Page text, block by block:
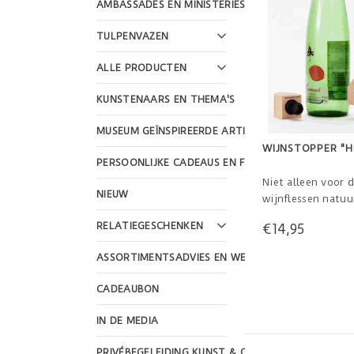
AMBASSADES EN MINISTERIES
TULPENVAZEN
ALLE PRODUCTEN
KUNSTENAARS EN THEMA'S
MUSEUM GEÏNSPIREERDE ARTIKELEN
PERSOONLIJKE CADEAUS EN FEESTDAGEN
NIEUW
RELATIEGESCHENKEN
ASSORTIMENTSADVIES EN WEBSHOP DESIGN
CADEAUBON
IN DE MEDIA
WIJNSTOPPER
Niet alleen voor
wijnflessen
huisje met rood
€14,95